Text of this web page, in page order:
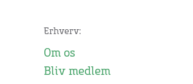
Erhverv:
Om os
Bliv medlem